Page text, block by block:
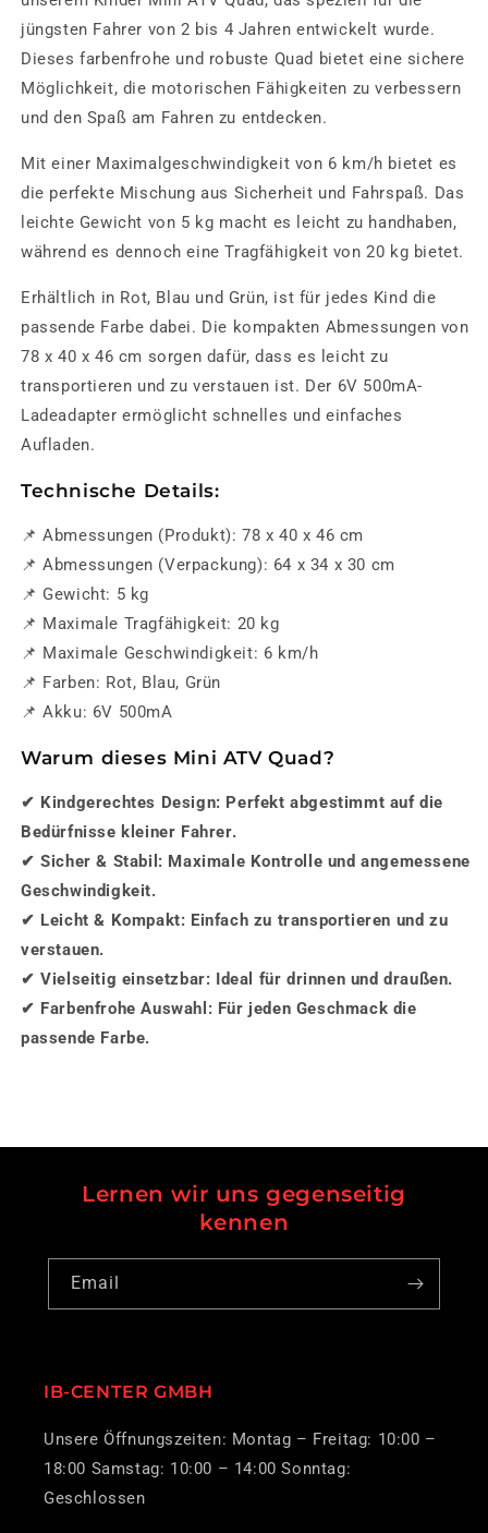
jüngsten Fahrer von 2 bis 4 Jahren entwickelt wurde.
Dieses farbenfrohe und robuste Quad bietet eine sichere
Möglichkeit, die motorischen Fähigkeiten zu verbessern
und den Spaß am Fahren zu entdecken.
Mit einer Maximalgeschwindigkeit von 6 km/h bietet es
die perfekte Mischung aus Sicherheit und Fahrspaß. Das
leichte Gewicht von 5 kg macht es leicht zu handhaben,
während es dennoch eineTragfähigkeit von 20 kg bietet.
Erhältlich in Rot, Blau und Grün, ist für jedes Kind die
passende Farbe dabei. Die kompakten Abmessungen von
78 x 40 x 46 cm sorgen dafür, dass es leicht zu
transportieren und zu verstauen ist. Der 6V 500mA-
Ladeadapter ermöglicht schnelles und einfaches
Aufladen.
Technische Details:
📌Abmessungen (Produkt): 78 x 40 x 46 cm
📌Abmessungen (Verpackung): 64 x 34 x 30 cm
📌 Gewicht: 5 kg
📌 Maximale Tragfähigkeit: 20 kg
📌 Maximale Geschwindigkeit: 6 km/h
📌 Farben: Rot, Blau, Grün
📌Akku: 6V 500mA
Warum dieses Mini ATV Quad?
✔ Kindgerechtes Design: Perfekt abgestimmt auf die
Bedürfnisse kleiner Fahrer.
✔Sicher & Stabil: Maximale Kontrolle und angemessene
Geschwindigkeit.
✔ Leicht & Kompakt: Einfach zu transportieren und zu
verstauen.
✔Vielseitig einsetzbar: Ideal für drinnen und draußen.
✔ Farbenfrohe Auswahl: Für jeden Geschmack die
passende Farbe.
Lernen wir uns gegenseitig
kennen
Email
IB-CENTER GMBH
Unsere Öffnungszeiten: Montag – Freitag: 10:00 –
18:00 Samstag: 10:00 – 14:00 Sonntag:
Geschlossen